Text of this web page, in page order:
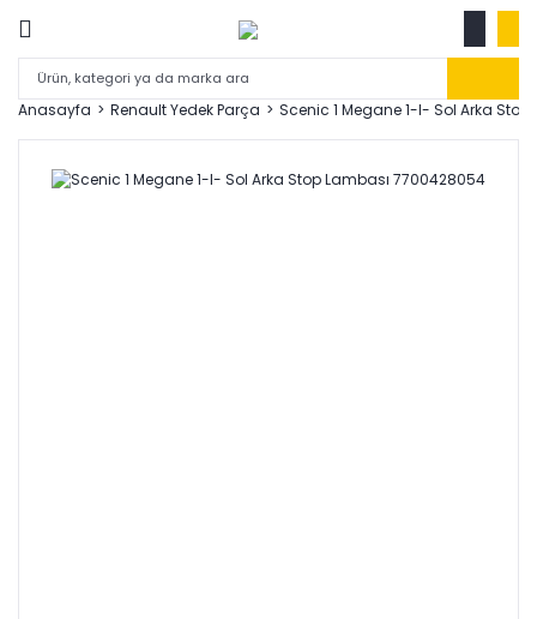
Anasayfa Renault Yedek Parça Scenic 1 Megane 1-I- Sol Arka